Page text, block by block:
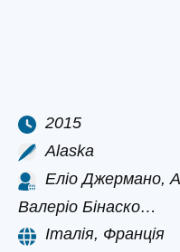
2015
Alaska
Еліо Джермано,
Валеріо Бінаско…
Італія, Франція